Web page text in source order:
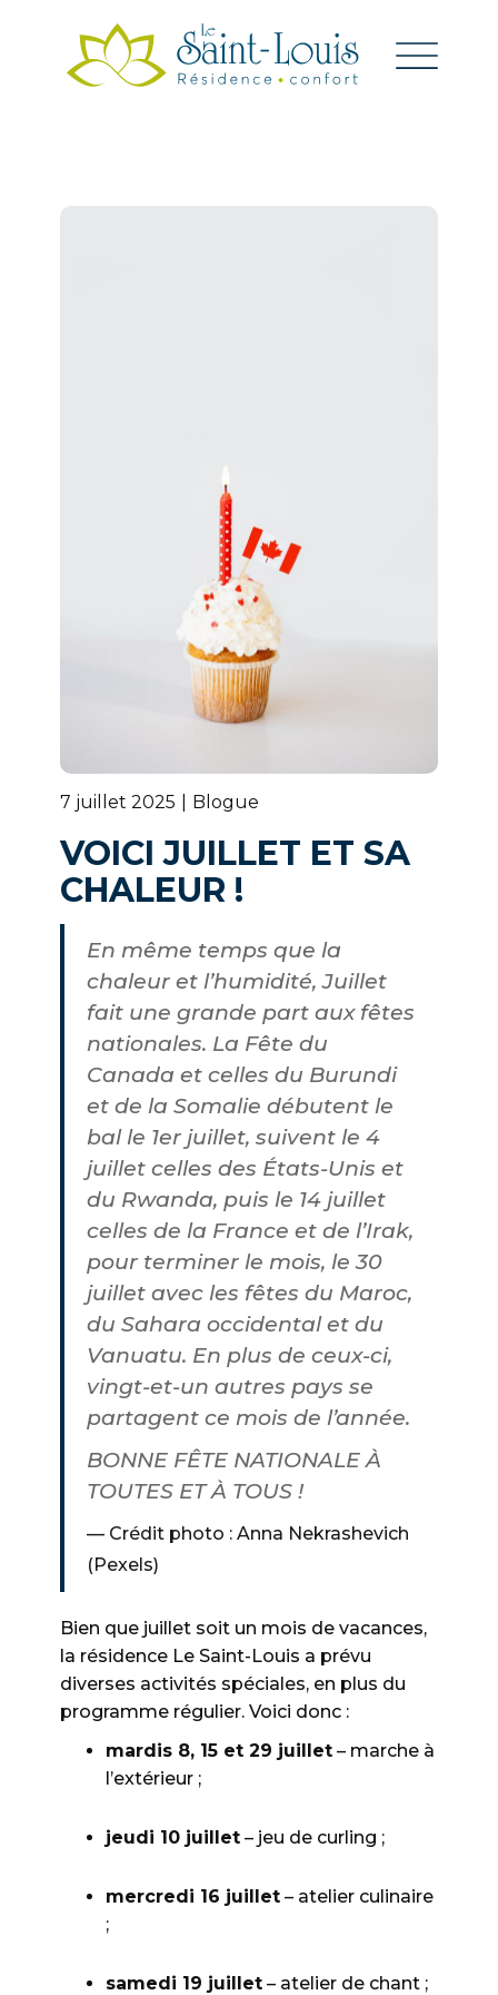
7 juillet 2025 Blogue
VOICI JUILLET ET SA
CHALEUR !
En même temps que la
chaleur et l’humidité, Juillet
fait une grande part aux fêtes
nationales. La Fête du
Canada et celles du Burundi
et de la Somalie débutent le
bal le 1er juillet, suivent le 4
juillet celles des États-Unis et
du Rwanda, puis le 14 juillet
celles de la France et de l’Irak,
pour terminer le mois, le 30
juillet avec les fêtes du Maroc,
du Sahara occidental et du
Vanuatu. En plus de ceux-ci,
vingt-et-un autres pays se
partagent ce mois de l’année.
BONNE FÊTE NATIONALE À
TOUTES ET À TOUS !
Crédit photo : Anna Nekrashevich
(Pexels)
Bien que juillet soit un mois de vacances,
la résidence Le Saint-Louis a prévu
diverses activités spéciales, en plus du
programme régulier. Voici donc :
mardis 8, 15 et 29 juillet – marche à
l’extérieur ;
jeudi 10 juillet – jeu de curling ;
mercredi 16 juillet – atelier culinaire
;
samedi 19 juillet – atelier de chant ;